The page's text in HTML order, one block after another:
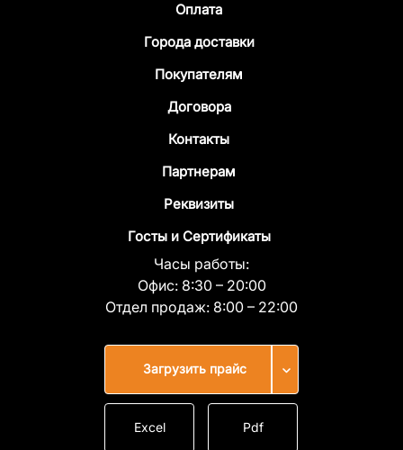
Оплата
Города доставки
Покупателям
Договора
Контакты
Партнерам
Реквизиты
Госты и Сертификаты
Часы работы:
Офис: 8:30 – 20:00
Отдел продаж: 8:00 – 22:00
Загрузить прайс
Excel Pdf